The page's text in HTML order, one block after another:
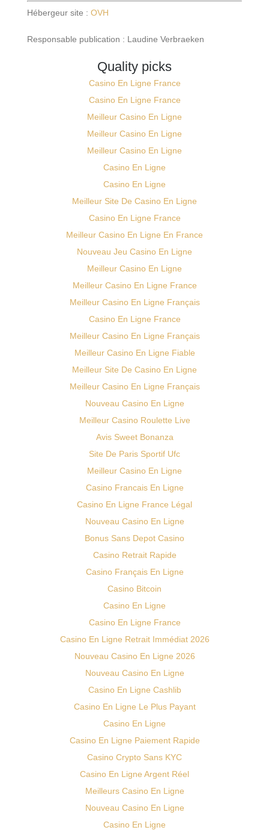
Hébergeur site : OVH
Responsable publication : Laudine Verbraeken
Quality picks
Casino En Ligne France
Casino En Ligne France
Meilleur Casino En Ligne
Meilleur Casino En Ligne
Meilleur Casino En Ligne
Casino En Ligne
Casino En Ligne
Meilleur Site De Casino En Ligne
Casino En Ligne France
Meilleur Casino En Ligne En France
Nouveau Jeu Casino En Ligne
Meilleur Casino En Ligne
Meilleur Casino En Ligne France
Meilleur Casino En Ligne Français
Casino En Ligne France
Meilleur Casino En Ligne Français
Meilleur Casino En Ligne Fiable
Meilleur Site De Casino En Ligne
Meilleur Casino En Ligne Français
Nouveau Casino En Ligne
Meilleur Casino Roulette Live
Avis Sweet Bonanza
Site De Paris Sportif Ufc
Meilleur Casino En Ligne
Casino Francais En Ligne
Casino En Ligne France Légal
Nouveau Casino En Ligne
Bonus Sans Depot Casino
Casino Retrait Rapide
Casino Français En Ligne
Casino Bitcoin
Casino En Ligne
Casino En Ligne France
Casino En Ligne Retrait Immédiat 2026
Nouveau Casino En Ligne 2026
Nouveau Casino En Ligne
Casino En Ligne Cashlib
Casino En Ligne Le Plus Payant
Casino En Ligne
Casino En Ligne Paiement Rapide
Casino Crypto Sans KYC
Casino En Ligne Argent Réel
Meilleurs Casino En Ligne
Nouveau Casino En Ligne
Casino En Ligne